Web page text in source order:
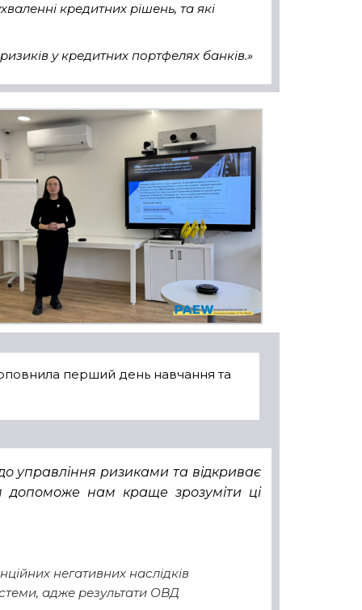
кредитних рішень, та які
у кредитних портфелях банків.»
перший день навчання та
управління ризиками та відкриває
допоможе нам краще зрозуміти ці
негативних наслідків
адже результати ОВД